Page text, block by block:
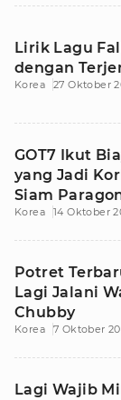
Lirik Lagu
dengan
Korea 27 Oktober
GOT7 Ikut
yang Jadi
Siam
Korea 14 Oktober
Potret
Lagi Jalani
Chubby
Korea 7 Oktober
Lagi Wajib